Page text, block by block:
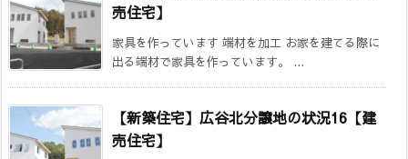
売住宅】
家具を作っています 端材を加工 お家を建てる際に
出る端材で家具を作っています。 ...
【新築住宅】広谷北分譲地の状況16【建
売住宅】